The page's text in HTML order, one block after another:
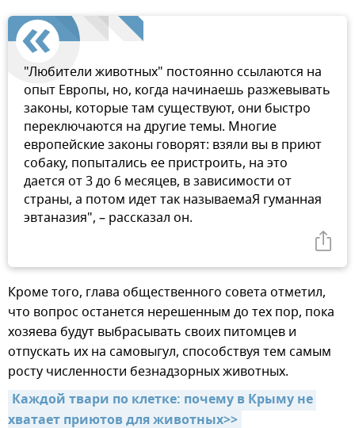
"Любители животных" постоянно ссылаются на
опыт Европы, но, когда начинаешь разжевывать
законы, которые там существуют, они быстро
переключаются на другие темы. Многие
европейские законы говорят: взяли вы в приют
собаку, попытались ее пристроить, на это
дается от 3 до 6 месяцев, в зависимости от
страны, а потом идет так называемаЯ гуманная
эвтаназия", – рассказал он.
Кроме того, глава общественного совета отметил,
что вопрос останется нерешенным до тех пор, пока
хозяева будут выбрасывать своих питомцев и
отпускать их на самовыгул, способствуя тем самым
росту численности безнадзорных животных.
Каждой твари по клетке: почему в Крыму не
хватает приютов для животных>>